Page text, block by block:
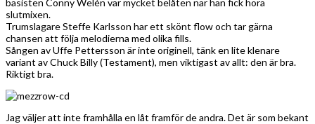
basisten Conny Welén var mycket belåten när han fick höra
slutmixen.
Trumslagare Steffe Karlsson har ett skönt flow och tar gärna
chansen att följa melodierna med olika fills.
Sången av Uffe Pettersson är inte originell, tänk en lite klenare
variant av Chuck Billy (Testament), men viktigast av allt: den är bra.
Riktigt bra.
Jag väljer att inte framhålla en låt framför de andra. Det är som bekant